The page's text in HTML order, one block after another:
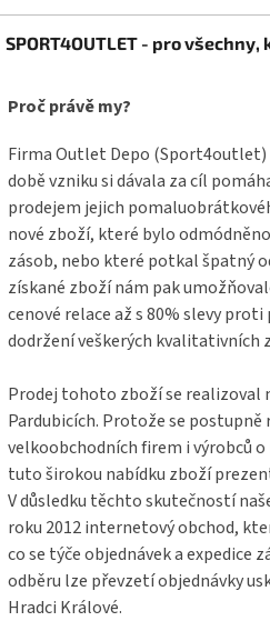
l
á
p
r
v
k
y
v
ý
p
i
s
á
a
SPORT4OUTLET - pro
Proč právě my?
Firma Outlet Depo (Sport4outlet)
době vzniku si dávala za cíl
prodejem jejich
nové zboží, které bylo
zásob, nebo které potkal špatný
získané zboží nám pak
cenové relace až s 80% slevy
dodržení veškerých kvalitativních
Prodej tohoto zboží se realizoval
Pardubicích. Protože se
velkoobchodních firem i výrobců
tuto širokou nabídku zboží
V důsledku těchto skutečností
roku 2012 internetový obchod,
co se týče objednávek a expedice
odběru lze převzetí objednávky
Hradci Králové.